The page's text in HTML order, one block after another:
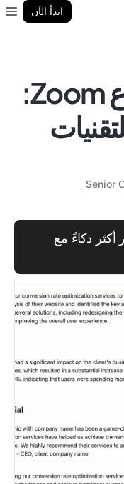
ابدأ الآن
كيفية جدولة اجتماع Zoom:
Senior
ذكاءً مع